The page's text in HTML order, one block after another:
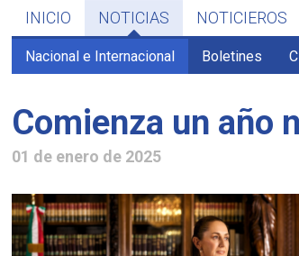
INICIO NOTICIAS NOTICIEROS
Nacional e Internacional Boletines
Comienza un año
01 de enero de 2025